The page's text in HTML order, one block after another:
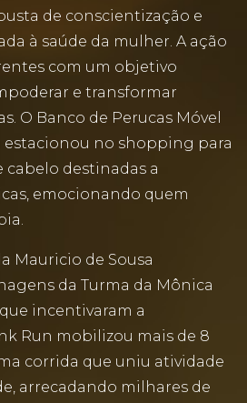
de conscientização e
à saúde da mulher. A ação
com um objetivo
e transformar
O Banco de Perucas Móvel
estacionou no shopping para
cabelo destinadas a
emocionando quem
Mauricio de Sousa
da Turma da Mônica
incentivaram a
Run mobilizou mais de 8
corrida que uniu atividade
arrecadando milhares de